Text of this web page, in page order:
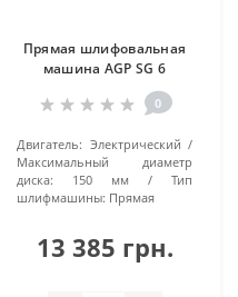
Прямая шлифовальная
машина AGP SG 6
0
Двигатель: Электрический
Максимальный диаметр
диска:
150 мм
Тип
шлифмашины: Прямая
13 385 грн.